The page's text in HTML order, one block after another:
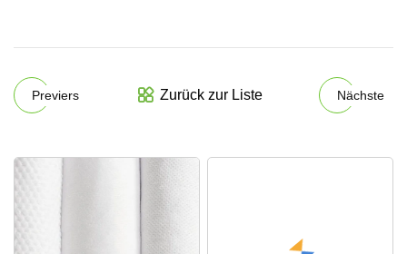
Previers Zurück zur Liste Nächste